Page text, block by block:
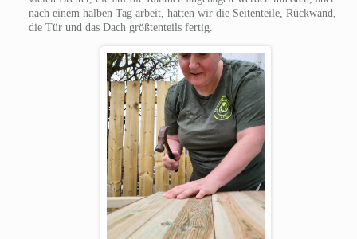
nach einem halben Tag arbeit, hatten wir die Seitenteile, Rückwand,
die Tür und das Dach größtenteils fertig.